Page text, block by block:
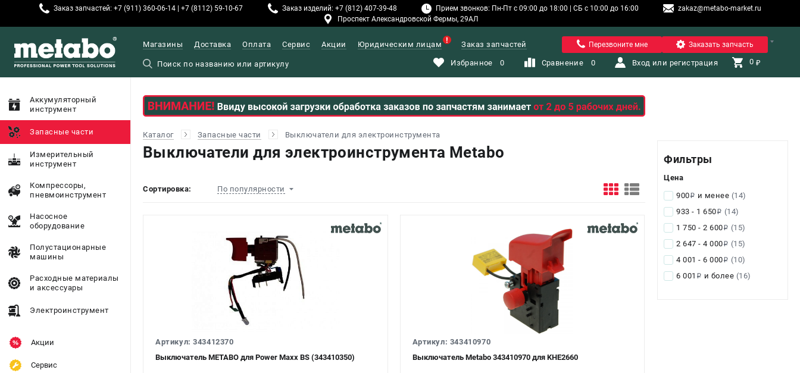
Заказ запчастей: +7 (911) 360-06-14 | +7 (8112) 59-10-67 Заказ изделий: +7 (812) 407-39-48 Прием звонков: Пн-Пт с 09:00 до 18:00 | СБ с 10:00 до 16:00
zakaz@metabo-market.ru
Проспект Александровской Фермы, 29АЛ
Санкт-Петербург
Магазины Доставка Оплата Сервис Акции Юридическим лицам Заказ запчастей Перезвоните мне Заказать запчасть
Избранное 0 Сравнение 0 Вход или регистрация 0 ₽
Аккумуляторный
инструмент
Запасные части
Измерительный
инструмент
Компрессоры,
пневмоинструмент
Насосное
оборудование
Полустационарные
машины
Расходные материалы
и аксессуары
Электроинструмент
Акции
Сервис
Каталог Запасные части Выключатели для электроинструмента
Выключатели для электроинструмента Metabo
Сортировка: По популярности
Артикул: 343412370
Выключатель METABO для Power Maxx BS (343410350)
Артикул: 343410970
Выключатель Metabo 343410970 для KHE2660
Фильтры
Цена
900i и менее (14)
933 - 1 650i (14)
1 750 - 2 600i (15)
2 647 - 4 000i (15)
4 001 - 6 000i (10)
6 001 i и более (16)